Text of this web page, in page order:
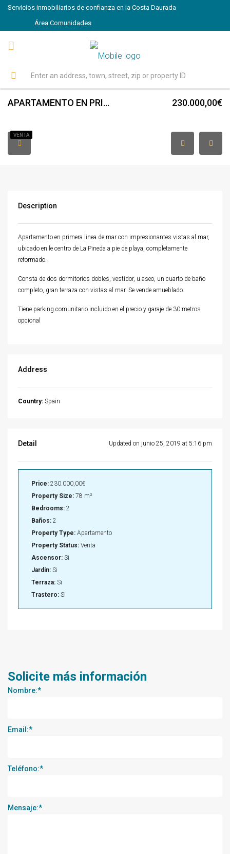
Servicios inmobiliarios de confianza en la Costa Daurada
Área Comunidades
APARTAMENTO EN PRIMERA LINEA DE MAR 230.000,00€
VENTA
Description
Apartamento en primera linea de mar con impresionantes vistas al mar,
ubicado en le centro de La Pineda a pie de playa, completamente
reformado.
Consta de dos dormitorios dobles, vestidor, u aseo, un cuarto de baño
completo, gran terraza con vistas al mar. Se vende amueblado.
Tiene parking comunitario incluido en el precio y garaje de 30 metros
opcional
Address
Country: Spain
Detail Updated on junio 25, 2019 at 5:16 pm
Price: 230.000,00€
Property Size: 78 m²
Bedrooms: 2
Baños: 2
Property Type: Apartamento
Property Status: Venta
Ascensor: Si
Jardín: Si
Terraza: Si
Trastero: Si
Solicite más información
Nombre:*
Email:*
Teléfono:*
Mensaje:*